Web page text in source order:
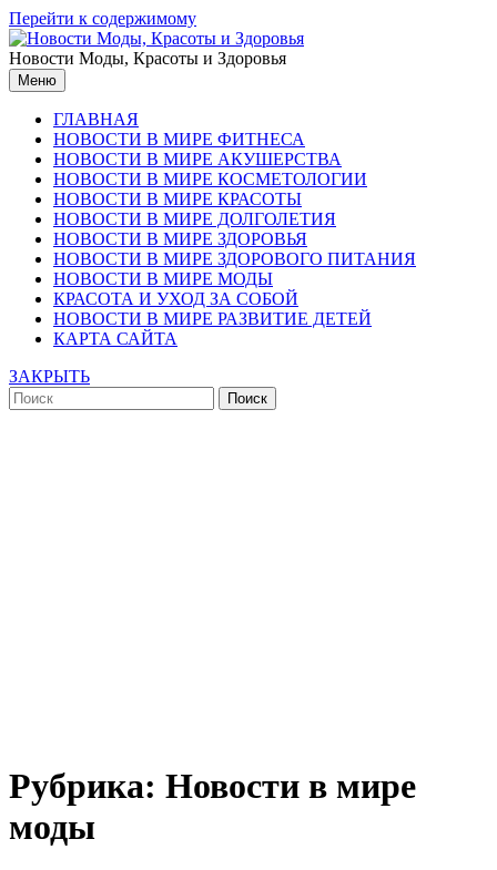
Перейти к содержимому
Новости Моды, Красоты и Здоровья
Меню
ГЛАВНАЯ
НОВОСТИ В МИРЕ ФИТНЕСА
НОВОСТИ В МИРЕ АКУШЕРСТВА
НОВОСТИ В МИРЕ КОСМЕТОЛОГИИ
НОВОСТИ В МИРЕ КРАСОТЫ
НОВОСТИ В МИРЕ ДОЛГОЛЕТИЯ
НОВОСТИ В МИРЕ ЗДОРОВЬЯ
НОВОСТИ В МИРЕ ЗДОРОВОГО ПИТАНИЯ
НОВОСТИ В МИРЕ МОДЫ
КРАСОТА И УХОД ЗА СОБОЙ
НОВОСТИ В МИРЕ РАЗВИТИЕ ДЕТЕЙ
КАРТА САЙТА
ЗАКРЫТЬ
Рубрика: Новости в мире
моды